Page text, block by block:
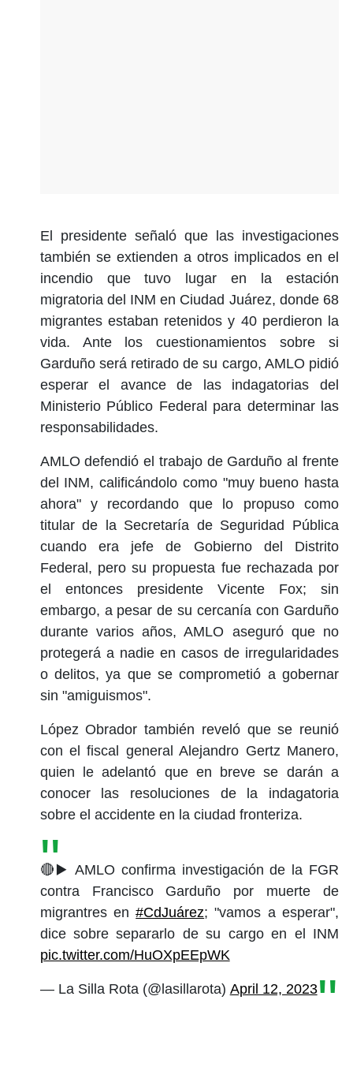
El presidente señaló que las investigaciones
también se extienden a otros implicados en el
incendio que tuvo lugar en la estación
migratoria del INM en Ciudad Juárez, donde 68
migrantes estaban retenidos y 40 perdieron la
vida. Ante los cuestionamientos sobre si
Garduño será retirado de su cargo, AMLO pidió
esperar el avance de las indagatorias del
Ministerio Público Federal para determinar las
responsabilidades.
AMLO defendió el trabajo de Garduño al frente
del INM, calificándolo como "muy bueno hasta
ahora" y recordando que lo propuso como
titular de la Secretaría de Seguridad Pública
cuando era jefe de Gobierno del Distrito
Federal, pero su propuesta fue rechazada por
el entonces presidente Vicente Fox; sin
embargo, a pesar de su cercanía con Garduño
durante varios años, AMLO aseguró que no
protegerá a nadie en casos de irregularidades
o delitos, ya que se comprometió a gobernar
sin "amiguismos".
López Obrador también reveló que se reunió
con el fiscal general Alejandro Gertz Manero,
quien le adelantó que en breve se darán a
conocer las resoluciones de la indagatoria
sobre el accidente en la ciudad fronteriza.
🔴▶️ AMLO confirma investigación de la FGR
contra Francisco Garduño por muerte de
migrantres en#CdJuárez; "vamos a esperar",
dice sobre separarlo de su cargo en el INM
pic.twitter.com/HuOXpEEpWK
— La Silla Rota (@lasillarota) April 12, 2023